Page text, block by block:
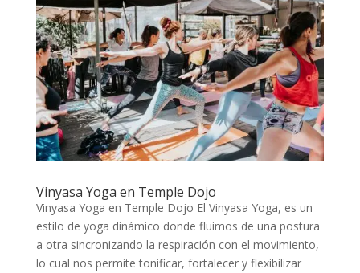
Vinyasa Yoga en Temple Dojo
Vinyasa Yoga en Temple Dojo El Vinyasa Yoga, es un
estilo de yoga dinámico donde fluimos de una postura
a otra sincronizando la respiración con el movimiento,
lo cual nos permite tonificar, fortalecer y flexibilizar